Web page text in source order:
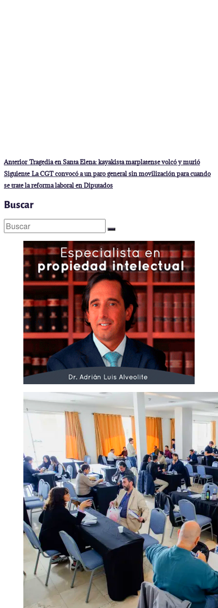
Navegación
de
entradas
Anterior Entrada
anterior:
Tragedia en Santa Elena: kayakista marplatense volcó y murió
Siguiente Entrada
La CGT convocó a un paro general sin movilización para cuando
se trate la reforma laboral en Diputados
Buscar
Buscar